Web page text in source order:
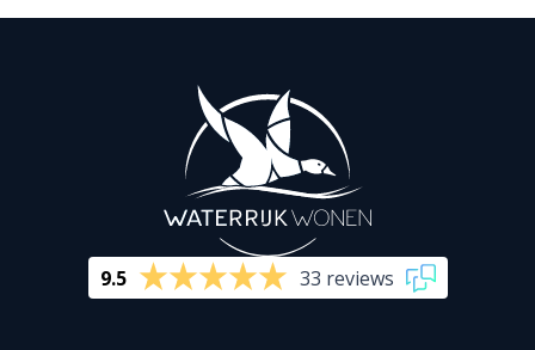
9.5 33 reviews